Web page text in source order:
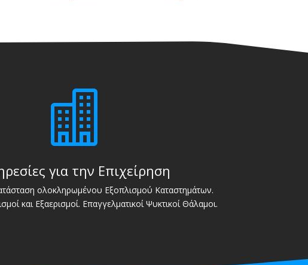

για την Επιχείρηση
ολοκληρωμένου Εξοπλισμού Καταστημάτων.
και Εξαερισμοί. Επαγγελματικοί Ψυκτικοί Θάλαμοι.